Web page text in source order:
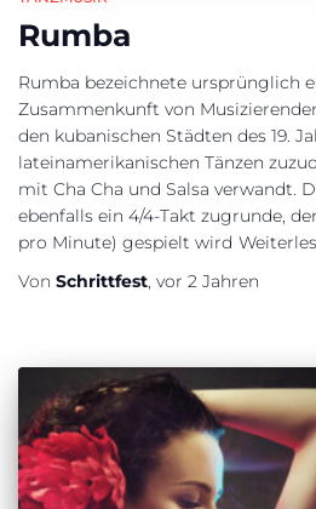
Rumba
Rumba bezeichnete ursprünglich
Zusammenkunft von
den kubanischen Städten des 19.
lateinamerikanischen Tänzen
mit Cha Cha und Salsa verwandt.
ebenfalls ein 4/4-Takt zugrunde,
pro Minute) gespielt wird
Von Schrittfest, vor 2 Jahren